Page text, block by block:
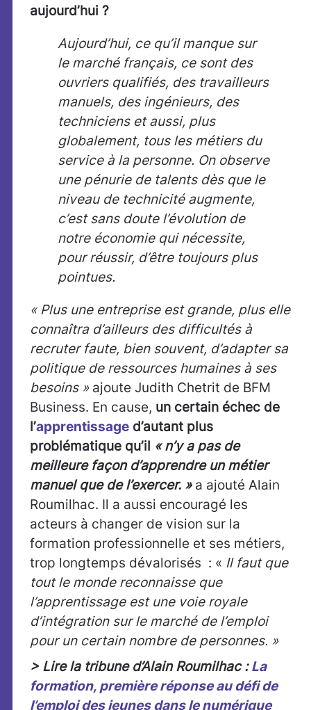
aujourd’hui ?
Aujourd’hui, ce qu’il manque sur
le marché français, ce sont des
ouvriers qualifiés, des travailleurs
manuels, des ingénieurs, des
techniciens et aussi, plus
globalement, tous les métiers du
service à la personne. On observe
une pénurie de talents dès que le
niveau de technicité augmente,
c’est sans doute l’évolution de
notre économie qui nécessite,
pour réussir, d’être toujours plus
pointues.
« Plus une entreprise est grande, plus elle
connaîtra d’ailleurs des difficultés à
recruter faute, bien souvent, d’adapter sa
politique de ressources humaines à ses
besoins »ajoute Judith Chetrit de BFM
Business. En cause, un certain échec de
l’apprentissage d’autant plus
problématique qu’il « n’y a pas de
meilleure façon d’apprendre un métier
manuel que de l’exercer. » a ajouté Alain
Roumilhac. Il a aussi encouragé les
acteurs à changer de vision sur la
formation professionnelle et ses métiers,
trop longtemps dévalorisés : « Il faut que
tout le monde reconnaisse que
l’apprentissage est une voie royale
d’intégration sur le marché de l’emploi
pour un certain nombre de personnes. »
> Lire la tribune d’Alain Roumilhac :La
formation, première réponse au défi de
l’emploi des jeunes dans le numérique